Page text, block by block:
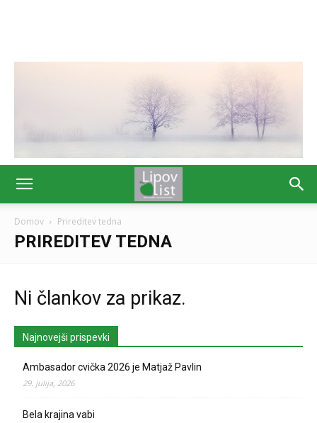
Domov Prireditev tedna
PRIREDITEV TEDNA
Ni člankov za prikaz.
Najnovejši prispevki
Ambasador cvička 2026 je Matjaž Pavlin
29. julija, 2026
Bela krajina vabi